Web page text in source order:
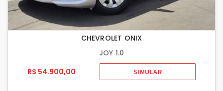
CHEVROLET ONIX
JOY 1.0
R$ 54.900,00
SIMULAR